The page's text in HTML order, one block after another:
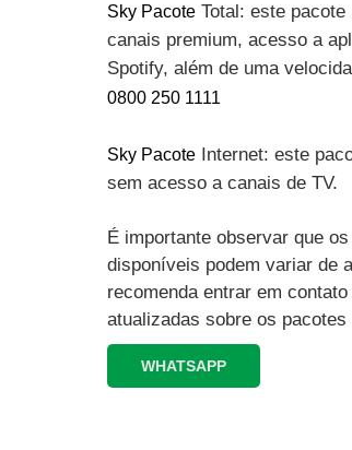
Sky Pacote Total: este
canais premium, acesso a
Spotify, além de uma
0800 250 1111
Sky Pacote Internet: este
sem acesso a canais de TV.
É importante observar que
disponíveis podem variar de
recomenda entrar em
atualizadas sobre os
WHATSAPP